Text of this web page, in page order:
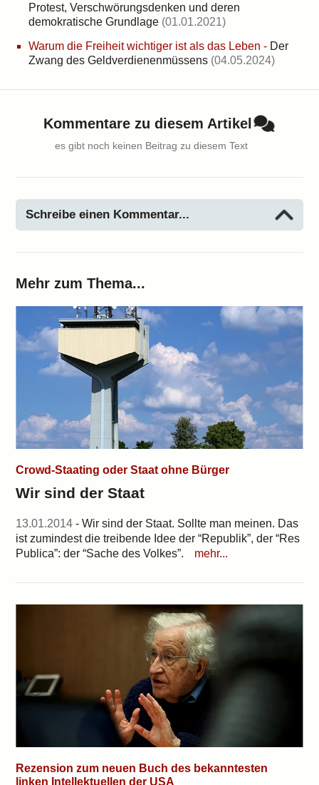
Protest, Verschwörungsdenken und deren
demokratische Grundlage (01.01.2021)
Warum die Freiheit wichtiger ist als das Leben - Der
Zwang des Geldverdienenmüssens (04.05.2024)
Kommentare zu diesem Artikel
es gibt noch keinen Beitrag zu diesem Text
Schreibe einen Kommentar...
Mehr zum Thema...
Crowd-Staating oder Staat ohne Bürger
Wir sind der Staat
13.01.2014 - Wir sind der Staat. Sollte man meinen. Das
ist zumindest die treibende Idee der “Republik”, der “Res
Publica”: der “Sache des Volkes”.
mehr...
Rezension zum neuen Buch des bekanntesten
linken Intellektuellen der USA